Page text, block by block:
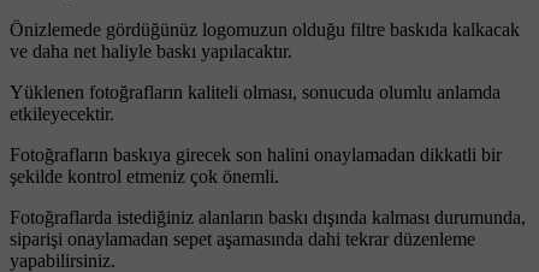
Önizlemede gördüğünüz logomuzun olduğu filtre baskıda kalkacak
ve daha net haliyle baskı yapılacaktır.
Yüklenen fotoğrafların kaliteli olması, sonucuda olumlu anlamda
etkileyecektir.
Fotoğrafların baskıya girecek son halini onaylamadan dikkatli bir
şekilde kontrol etmeniz çok önemli.
Fotoğraflarda istediğiniz alanların baskı dışında kalması durumunda,
siparişi onaylamadan sepet aşamasında dahi tekrar düzenleme
yapabilirsiniz.